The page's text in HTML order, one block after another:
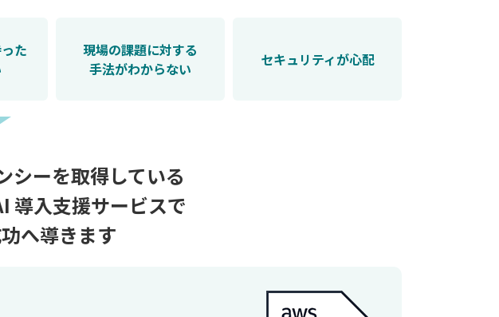
た
現場の課題に対する
手法がわからない
セキュリティが心配
シーを取得している
導入支援サービスで
へ導きます